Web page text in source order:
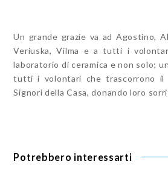
Un grande grazie va ad Agostino,
Veriuska, Vilma e a tutti i
laboratorio di ceramica e non solo;
tutti i volontari che trascorrono il
Signori della Casa, donando loro
Potrebbero interessarti